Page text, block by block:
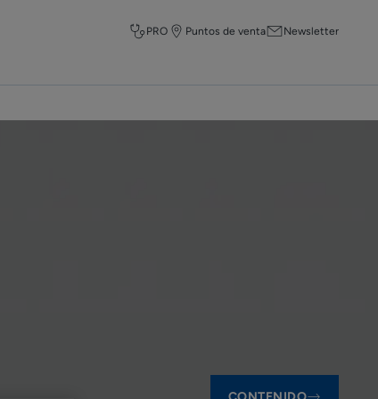
PRO Puntos de venta Newsletter